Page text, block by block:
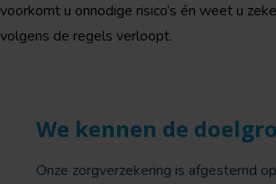
voorkomt u onnodige risico’s én weet u
volgens de regels verloopt.
We kennen de
Onze zorgverzekering is afgestemd